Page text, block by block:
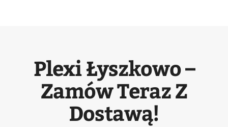
Plexi Łyszkowo –
Zamów Teraz Z
Dostawą!